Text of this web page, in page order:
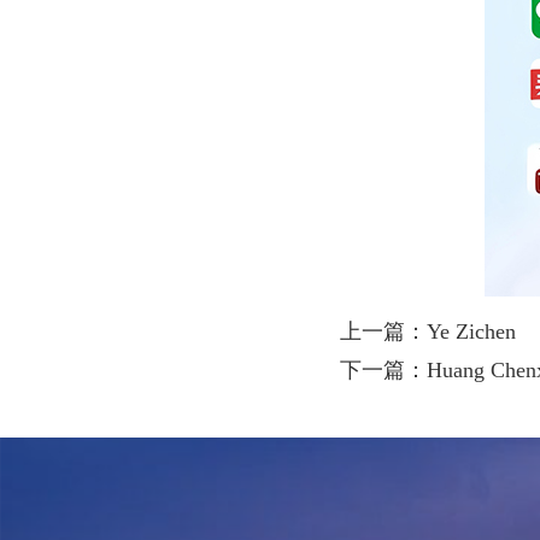
上一篇：Ye Zichen
下一篇：Huang